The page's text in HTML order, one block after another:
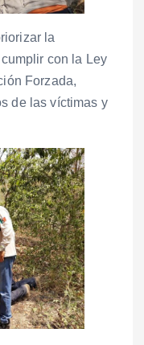
la
con la Ley
Forzada,
de las víctimas y